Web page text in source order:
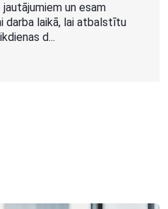
un esam
darba laikā, lai atbalstītu
d...